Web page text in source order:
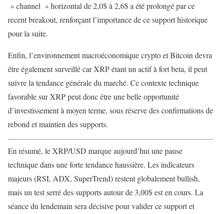
» channel » horizontal de 2,0$ à 2,6$ a été prolongé par ce
recent breakout, renforçant l’importance de ce support historique
pour la suite.
Enfin, l’environnement macroéconomique crypto et Bitcoin devra
être également surveillé car XRP étant un actif à fort beta, il peut
suivre la tendance générale du marché. Ce contexte technique
favorable sur XRP peut donc être une belle opportunité
d’investissement à moyen terme, sous réserve des confirmations de
rebond et maintien des supports.
En résumé, le XRP/USD marque aujourd’hui une pause
technique dans une forte tendance haussière. Les indicateurs
majeurs (RSI, ADX, SuperTrend) restent globalement bullish,
mais un test serré des supports autour de 3,00$ est en cours. La
séance du lendemain sera décisive pour valider ce support et